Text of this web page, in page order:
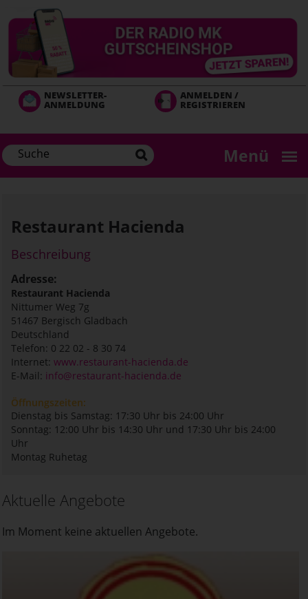
zum
Inhalt
NEWSLETTER-
ANMELDUNG
ANMELDEN /
REGISTRIEREN
Menü
Restaurant Hacienda
Beschreibung
Adresse:
Restaurant Hacienda
Nittumer Weg 7g
51467 Bergisch Gladbach
Deutschland
Telefon: 0 22 02 - 8 30 74
Internet: www.restaurant-hacienda.de
E-Mail: info@restaurant-hacienda.de
Öffnungszeiten:
Dienstag bis Samstag: 17:30 Uhr bis 24:00 Uhr
Sonntag: 12:00 Uhr bis 14:30 Uhr und 17:30 Uhr bis 24:00
Uhr
Montag Ruhetag
Aktuelle Angebote
Im Moment keine aktuellen Angebote.